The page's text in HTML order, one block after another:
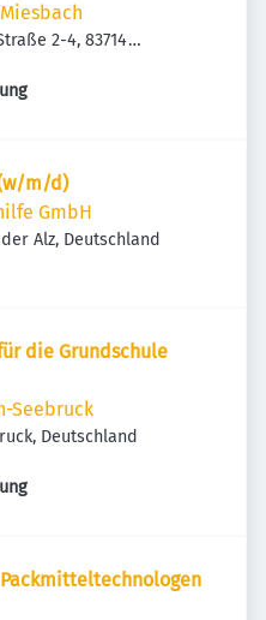
2-4, 83714
m/d)
GmbH
Alz, Deutschland
die Grundschule
Seebruck
Deutschland